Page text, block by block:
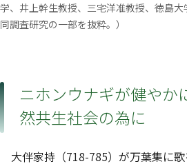
学、井上幹生教授、三宅洋准教授、徳島
同調査研究の一部を抜粋。）
ニホンウナギが健やか
然共生社会の為に
大伴家持（718-785）が万葉集に